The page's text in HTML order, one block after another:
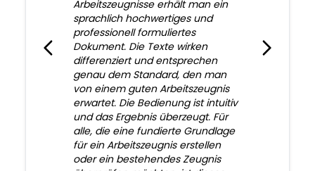
Arbeitszeugnisse erhält man ein
sprachlich hochwertiges und
professionell formuliertes
Dokument. Die Texte wirken
differenziert und entsprechen
genau dem Standard, den man
von einem guten Arbeitszeugnis
erwartet. Die Bedienung ist intuitiv
und das Ergebnis überzeugt. Für
alle, die eine fundierte Grundlage
für ein Arbeitszeugnis erstellen
oder ein bestehendes Zeugnis